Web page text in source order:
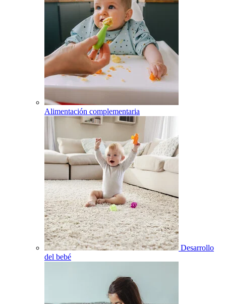
Alimentación complementaria
Desarrollo
del bebé